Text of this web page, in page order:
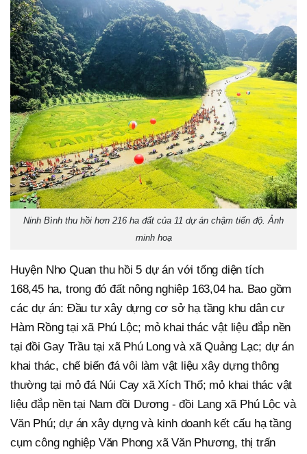
Ninh Bình thu hồi hơn 216 ha đất của 11 dự án chậm tiến độ. Ảnh
minh hoạ
Huyện Nho Quan thu hồi 5 dự án với tổng diện tích
168,45 ha, trong đó đất nông nghiệp 163,04 ha. Bao gồm
các dự án: Đầu tư xây dựng cơ sở hạ tầng khu dân cư
Hàm Rồng tại xã Phú Lộc; mỏ khai thác vật liệu đắp nền
tại đồi Gay Trầu tại xã Phú Long và xã Quảng Lạc; dự án
khai thác, chế biến đá vôi làm vật liệu xây dựng thông
thường tại mỏ đá Núi Cay xã Xích Thổ; mỏ khai thác vật
liệu đắp nền tại Nam đồi Dương - đồi Lang xã Phú Lộc và
Văn Phú; dự án xây dựng và kinh doanh kết cấu hạ tầng
cụm công nghiệp Văn Phong xã Văn Phương, thị trấn